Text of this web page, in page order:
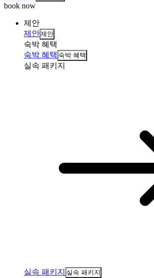
book now
제안
제안제안
숙박 혜택
숙박 혜택 숙박 혜택
실속 패키지
실속 패키지 실속 패키지